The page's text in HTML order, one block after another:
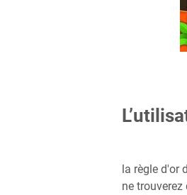
la règle d'or
ne